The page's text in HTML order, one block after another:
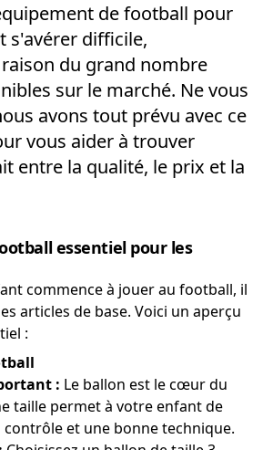
de football pour
s'avérer difficile,
du grand nombre
sur le marché. Ne vous
avons tout prévu avec ce
vous aider à trouver
entre la qualité, le prix et la
essentiel pour les
commence à jouer au football, il
articles de base. Voici un aperçu
:
: Le ballon est le cœur du
taille permet à votre enfant de
et une bonne technique.